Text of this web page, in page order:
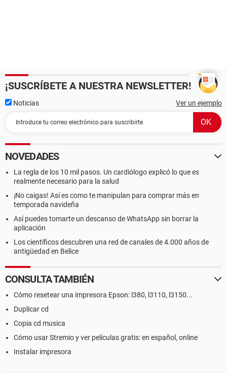
¡SUSCRÍBETE A NUESTRA NEWSLETTER!
Noticias Ver un ejemplo
NOVEDADES
La regla de los 10 mil pasos. Un cardiólogo explicó lo que es
realmente necesario para la salud
¡No caigas! Así es como te manipulan para comprar más en
temporada navideña
Así puedes tomarte un descanso de WhatsApp sin borrar la
aplicación
Los científicos descubren una red de canales de 4.000 años de
antigüedad en Belice
CONSULTA TAMBIÉN
Cómo resetear una impresora Epson: l380, l3110, l3150...
Duplicar cd
Copia cd musica
Cómo usar Stremio y ver películas gratis: en español, online
Instalar impresora